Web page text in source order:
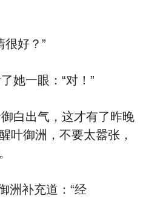
好？”
她一眼：“对！”
白出气，这才有了昨晚
叶御洲，不要太嚣张，
洲补充道：“经